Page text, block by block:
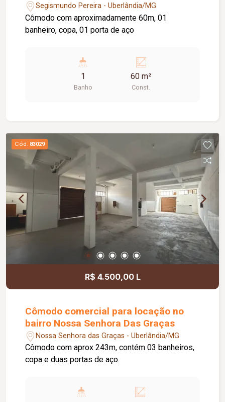
Segismundo Pereira - Uberlândia/MG
Cômodo com aproximadamente 60m, 01
banheiro, copa, 01 porta de aço
1
Banho
60 m²
Const.
Cód. 83029
R$ 4.500,00 L
Cômodo comercial para locação no
bairro Nossa Senhora Das Graças
Nossa Senhora das Graças - Uberlândia/MG
Cômodo com aprox 243m, contém 03 banheiros,
copa e duas portas de aço.